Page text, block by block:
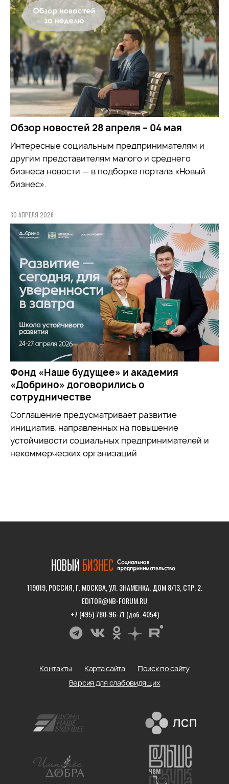
Обзор новостей 28 апреля – 04 мая
Интересные социальным предпринимателям и
другим представителям малого и среднего
бизнеса новости — в подборке портала «Новый
бизнес».
30 АПРЕЛЯ 2026
Фонд «Наше будущее» и академия
«Добрино» договорились о
сотрудничестве
Соглашение предусматривает развитие
инициатив, направленных на повышение
устойчивости социальных предпринимателей и
некоммерческих организаций
119019, РОССИЯ, Г. МОСКВА, УЛ. ЗНАМЕНКА, ДОМ 8/13, СТР. 2.
EDITOR@NB-FORUM.RU
+7 (495) 780-96-71 (доб. 4054)
Контакты Карта сайта
Поиск по сайту
Версия для слабовидящих